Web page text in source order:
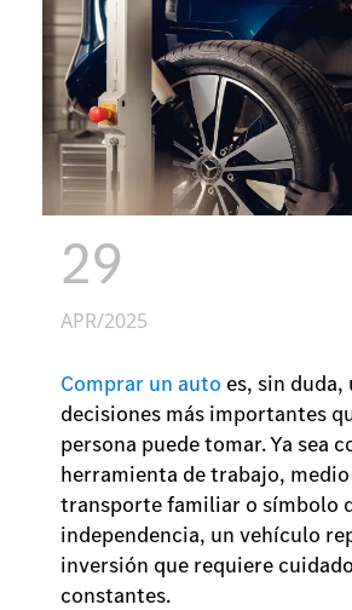
29
APR/2025
Comprar un auto es, sin duda,
decisiones más importantes
persona puede tomar. Ya sea
herramienta de trabajo,
transporte familiar o símbolo
independencia, un vehículo
inversión que requiere
constantes.